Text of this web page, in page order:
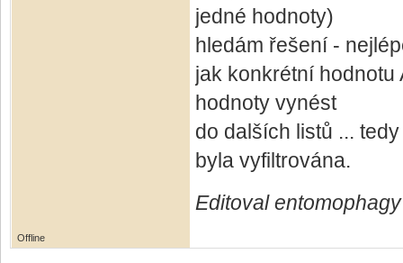
jedné hodnoty)
hledám řešení -
jak konkrétní hodnotu
hodnoty vynést
do dalších listů ...
byla vyfiltrována.
Editoval
Offline